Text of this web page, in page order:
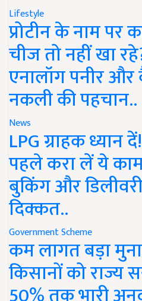
Lifestyle
प्रोटीन के नाम
चीज तो नहीं खा
एनालॉग पनीर
नकली की पहचान..
News
LPG ग्राहक ध्यान
पहले करा लें ये
बुकिंग और
दिक्कत..
Government Scheme
कम लागत बड़ा
किसानों को राज्य